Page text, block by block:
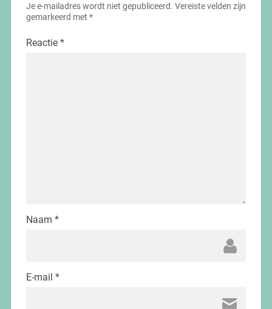
Je e-mailadres wordt niet gepubliceerd. Vereiste velden zijn
gemarkeerd met *
Reactie *
Naam *
E-mail *